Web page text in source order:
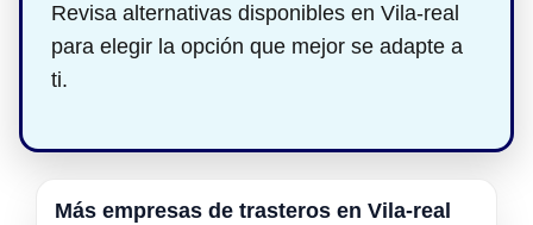
Revisa alternativas disponibles en Vila-real
para elegir la opción que mejor se adapte a
ti.
Más empresas de trasteros en Vila-real